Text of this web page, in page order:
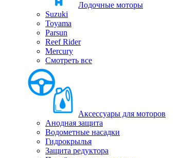
Лодочные моторы
Suzuki
Toyama
Parsun
Reef Rider
Mercury
Смотреть все
Аксессуары для моторов
Анодная защита
Водометные насадки
Гидрокрылья
Защита редуктора